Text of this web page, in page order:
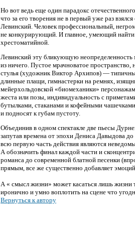
Но вот ведь еще один парадокс
что за его творения не в первый уже раз
Левинский. Человек профессиональный,
не конкурирующий. И главное, умеющий
хрестоматийной.
Левинский эту бликующую неопределенность
из ничего. Пустое мрачноватое
стулья (художник Виктор Архипов) —
длинные плащи, гимнастерки на ремнях,
мейерхольдовской «биомеханики»
жеста или позы, индивидуальность с
бутылками, стаканами и кофейными
и подносят к губам пустоту.
Объединив в одном спектакле две пьесы
запутав времена от эпохи Дениса Давыдова
всю первую часть действия являются
А обозначить финал каждой части и
романса до современной блатной песенки
прямым, все же существенно добавляет
А « смысл жизни» может касаться лишь жизни
иронично и умно воплотить на сцене что
Вернуться к автору